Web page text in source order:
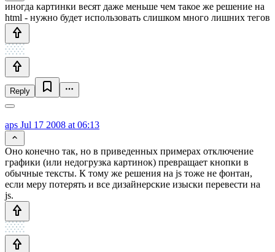
иногда картинки весят даже меньше чем такое же решение на
html - нужно будет использовать слишком много лишних тегов
Reply
aps Jul 17 2008 at 06:13
Оно конечно так, но в приведенных примерах отключение
графики (или недогрузка картинок) превращает кнопки в
обычные тексты. К тому же решения на js тоже не фонтан,
если меру потерять и все дизайнерские изыски перевести на
js.